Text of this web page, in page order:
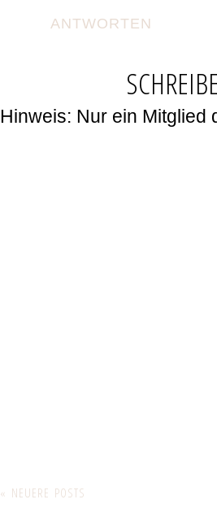
ANTWORTEN
Hinweis: Nur ein Mitglied
« NEUERE POSTS